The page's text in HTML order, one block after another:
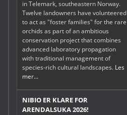
in Telemark, southeastern Norway.
Twelve landowners have volunteered
to act as "foster families" for the rare
orchids as part of an ambitious
conservation project that combines
advanced laboratory propagation
with traditional management of
species-rich cultural landscapes. Les
mer...
NIBIO ER KLARE FOR
ARENDALSUKA 2026!